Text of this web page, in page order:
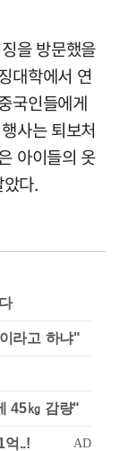
을 방문했을
대학에서 연
국인들에게
사는 퇴보처
아이들의 옷
다.
라고 하냐"
45㎏ 감량"